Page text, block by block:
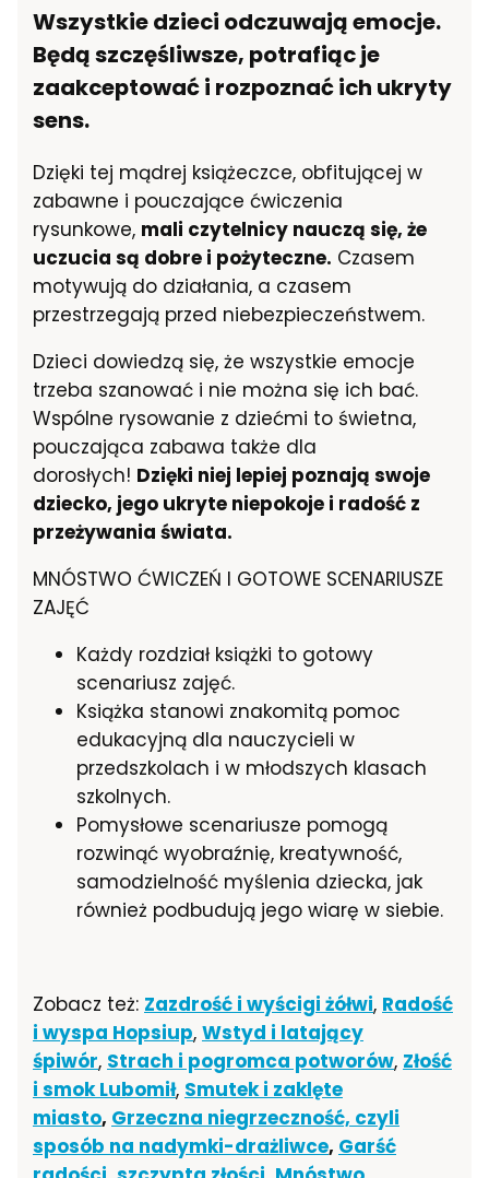
Wszystkie dzieci odczuwają emocje.
Będą szczęśliwsze, potrafiąc je
zaakceptować i rozpoznać ich ukryty
sens.
Dzięki tej mądrej książeczce, obfitującej w
zabawne i pouczające ćwiczenia
rysunkowe, mali czytelnicy nauczą się, że
uczucia są dobre i pożyteczne. Czasem
motywują do działania, a czasem
przestrzegają przed niebezpieczeństwem.
Dzieci dowiedzą się, że wszystkie emocje
trzeba szanować i nie można się ich bać.
Wspólne rysowanie z dziećmi to świetna,
pouczająca zabawa także dla
dorosłych! Dzięki niej lepiej poznają swoje
dziecko, jego ukryte niepokoje i radość z
przeżywania świata.
MNÓSTWO ĆWICZEŃ I GOTOWE SCENARIUSZE
ZAJĘĆ
Każdy rozdział książki to gotowy
scenariusz zajęć.
Książka stanowi znakomitą pomoc
edukacyjną dla nauczycieli w
przedszkolach i w młodszych klasach
szkolnych.
Pomysłowe scenariusze pomogą
rozwinąć wyobraźnię, kreatywność,
samodzielność myślenia dziecka, jak
również podbudują jego wiarę w siebie.
Zobacz też: Zazdrość i wyścigi żółwi, Radość
i wyspa Hopsiup, Wstyd i latający
śpiwór, Strach i pogromca potworów, Złość
i smok Lubomił, Smutek i zaklęte
miasto, Grzeczna niegrzeczność, czyli
sposób na nadymki-drażliwce, Garść